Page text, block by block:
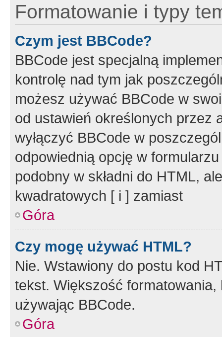
Formatowanie i typy
Czym jest BBCode?
BBCode jest specjalną
kontrolę nad tym jak
możesz używać BBCode w
od ustawień określonych przez
wyłączyć BBCode w
odpowiednią opcję w
podobny w składni do HTML,
kwadratowych [ i ] zamiast
Góra
Czy mogę używać HTML?
Nie. Wstawiony do postu kod
tekst. Większość
używając BBCode.
Góra